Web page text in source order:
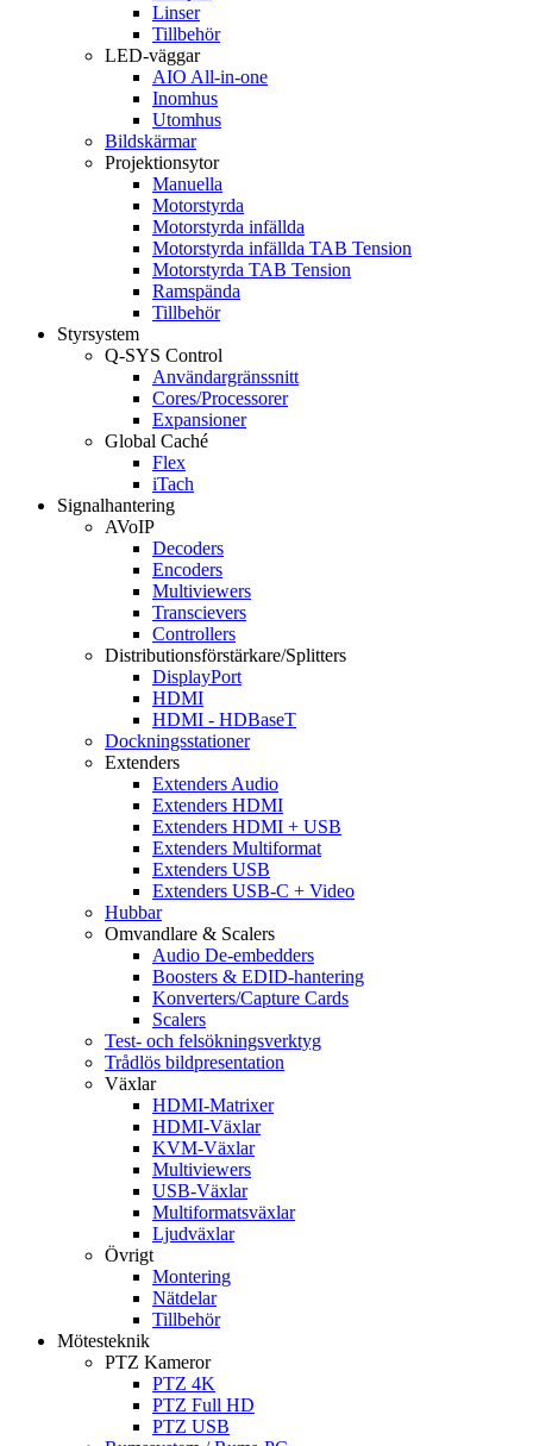
Linser
Tillbehör
LED-väggar
AIO All-in-one
Inomhus
Utomhus
Bildskärmar
Projektionsytor
Manuella
Motorstyrda
Motorstyrda infällda
Motorstyrda infällda TAB Tension
Motorstyrda TAB Tension
Ramspända
Tillbehör
Styrsystem
Q-SYS Control
Användargränssnitt
Cores/Processorer
Expansioner
Global Caché
Flex
iTach
Signalhantering
AVoIP
Decoders
Encoders
Multiviewers
Transcievers
Controllers
Distributionsförstärkare/Splitters
DisplayPort
HDMI
HDMI - HDBaseT
Dockningsstationer
Extenders
Extenders Audio
Extenders HDMI
Extenders HDMI + USB
Extenders Multiformat
Extenders USB
Extenders USB-C + Video
Hubbar
Omvandlare & Scalers
Audio De-embedders
Boosters & EDID-hantering
Konverters/Capture Cards
Scalers
Test- och felsökningsverktyg
Trådlös bildpresentation
Växlar
HDMI-Matrixer
HDMI-Växlar
KVM-Växlar
Multiviewers
USB-Växlar
Multiformatsväxlar
Ljudväxlar
Övrigt
Montering
Nätdelar
Tillbehör
Mötesteknik
PTZ Kameror
PTZ 4K
PTZ Full HD
PTZ USB